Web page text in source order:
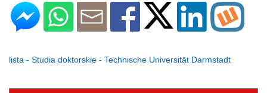
lista - Studia doktorskie - Technische Universität Darmstadt